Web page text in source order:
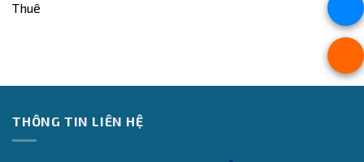
Thuê
THÔNG TIN LIÊN HỆ